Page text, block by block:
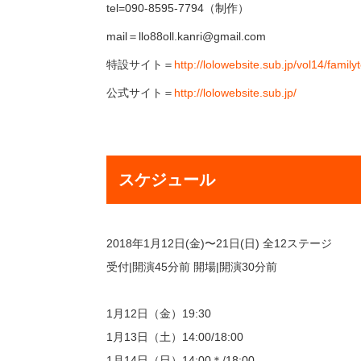
tel=090-8595-7794（制作）
mail＝llo88oll.kanri@gmail.com
特設サイト＝ http://lolowebsite.sub.jp/vol14/
公式サイト＝ http://lolowebsite.sub.jp/
スケジュール
2018年1⽉12⽇(⾦)〜21日(日) 全12ステージ
受付|開演45分前 開場|開演30分前
1月12日（金）19:30
1月13日（土）14:00/18:00